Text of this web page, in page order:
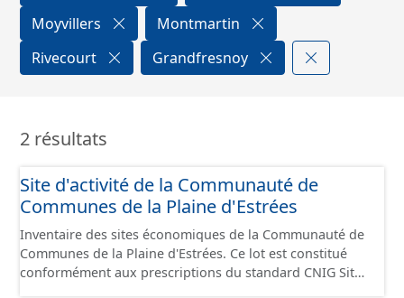
Moyvillers
Montmartin
Rivecourt
Grandfresnoy
2 résultats
Site d'activité de la Communauté de
Communes de la Plaine d'Estrées
Inventaire des sites économiques de la Communauté de
Communes de la Plaine d'Estrées. Ce lot est constitué
conformément aux prescriptions du standard CNIG Sites